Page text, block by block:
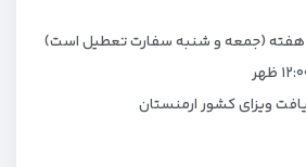
هفته (جمعه و شنبه سفارت تعطیل است)
ویزای کشور ارمنستان